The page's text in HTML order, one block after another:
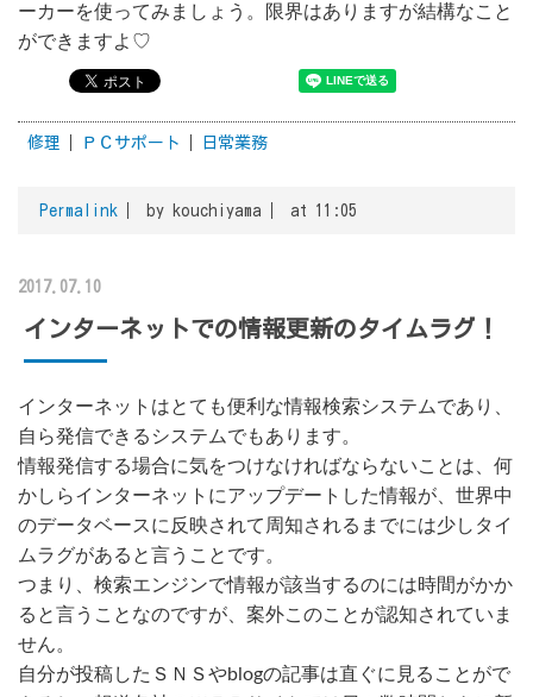
ーカーを使ってみましょう。限界はありますが結構なこと
ができますよ♡
修理 ＰＣサポート 日常業務
Permalink by kouchiyama at 11:05
2017.07.10
インターネットでの情報更新のタイムラグ！
インターネットはとても便利な情報検索システムであり、
自ら発信できるシステムでもあります。
情報発信する場合に気をつけなければならないことは、何
かしらインターネットにアップデートした情報が、世界中
のデータベースに反映されて周知されるまでには少しタイ
ムラグがあると言うことです。
つまり、検索エンジンで情報が該当するのには時間がかか
ると言うことなのですが、案外このことが認知されていま
せん。
自分が投稿したＳＮＳやblogの記事は直ぐに見ることがで